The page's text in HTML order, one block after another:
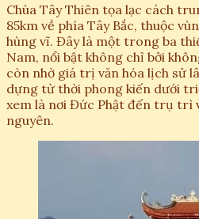
Chùa Tây Thiên tọa lạc cách
85km về phía Tây Bắc, thuộc
hùng vĩ. Đây là một trong ba
Nam, nổi bật không chỉ bởi
còn nhờ giá trị văn hóa lịch sử
dựng từ thời phong kiến dưới
xem là nơi Đức Phật đến trụ trì
nguyên.